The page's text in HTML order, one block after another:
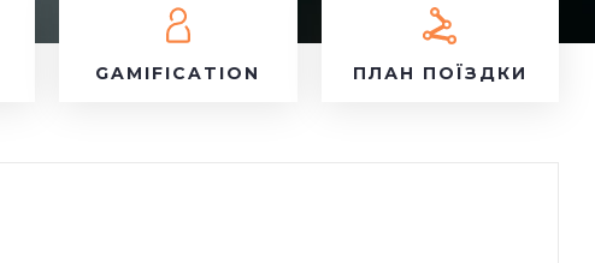
GAMIFICATION ПЛАН ПОЇЗДКИ